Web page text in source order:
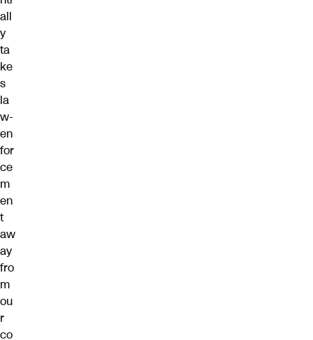
all
y
ta
ke
s
la
w-
en
for
ce
m
en
t
aw
ay
fro
m
ou
r
co